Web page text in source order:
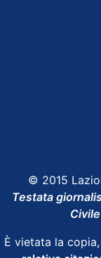
© 2015
Testata
È vietata la